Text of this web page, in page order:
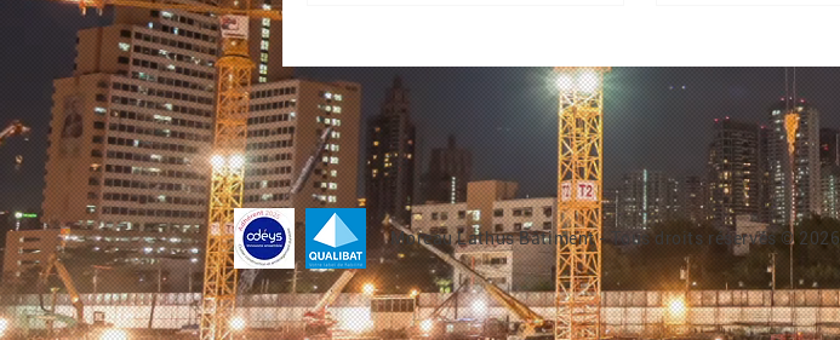
Moreau Lathus Bâtiment - Tous droits réservés © 2026